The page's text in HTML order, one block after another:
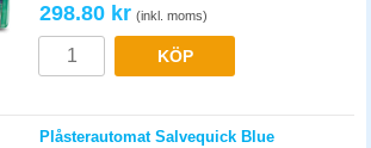
298.80 kr (inkl. moms)
KÖP
Plåsterautomat Salvequick Blue